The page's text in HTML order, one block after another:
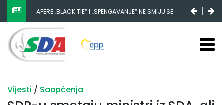
AFERE „BLACK TIE“ I „SPENGAVANJE“ NE SMIJU SE
ZATAŠKATI
Vijesti / Saopćenja